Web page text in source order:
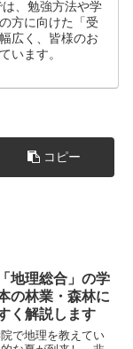
、勉強方法や学
方に向けた「受
広く、皆様のお
います。
コピー
地理総合」の学
の林業・森林に
く解説します
で地理を教えてい